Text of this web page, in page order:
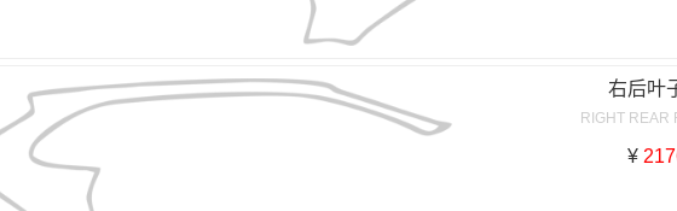
右后叶
RIGHT REAR
¥